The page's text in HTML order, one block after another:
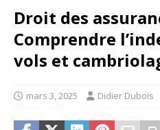
Droit des
Comprendre
vols et
mars 3, 2025 Didier Dubois